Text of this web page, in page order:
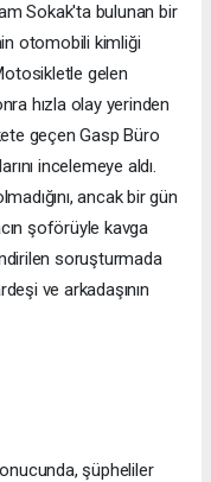
Sokak'ta bulunan bir
otomobili kimliği
gelen
hızla olay yerinden
geçen Gasp Büro
incelemeye aldı.
ancak bir gün
şoförüyle kavga
soruşturmada
ve arkadaşının
şüpheliler